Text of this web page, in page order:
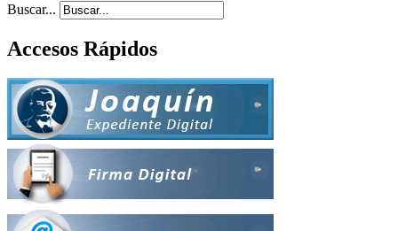
Buscar...
Accesos Rápidos